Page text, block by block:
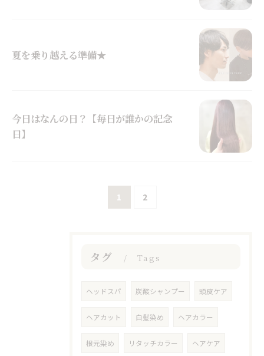
夏を乗り越える準備★
今日はなんの日？【毎日が誰かの記念
日】
1 2
タグ Tags
ヘッドスパ 炭酸シャンプー 頭皮ケア
ヘアカット 白髪染め ヘアカラー
根元染め リタッチカラー ヘアケア